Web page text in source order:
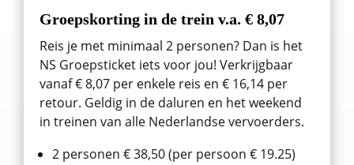
Groepskorting in de trein v.a. € 8,07
Reis je met minimaal 2 personen? Dan is het
NS Groepsticket iets voor jou! Verkrijgbaar
vanaf € 8,07 per enkele reis en € 16,14 per
retour. Geldig in de daluren en het weekend
in treinen van alle Nederlandse vervoerders.
2 personen € 38,50 (per persoon € 19.25)